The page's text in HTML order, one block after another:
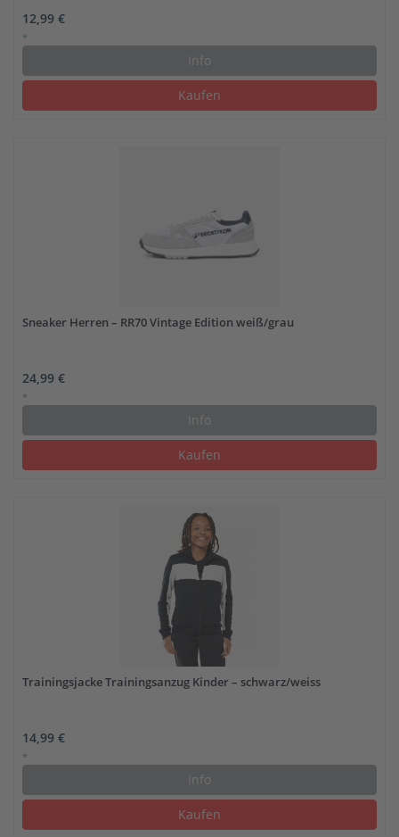
12,99 €
*
Info
Kaufen
Sneaker Herren – RR70 Vintage Edition weiß/grau
24,99 €
*
Info
Kaufen
Trainingsjacke Trainingsanzug Kinder – schwarz/weiss
14,99 €
*
Info
Kaufen